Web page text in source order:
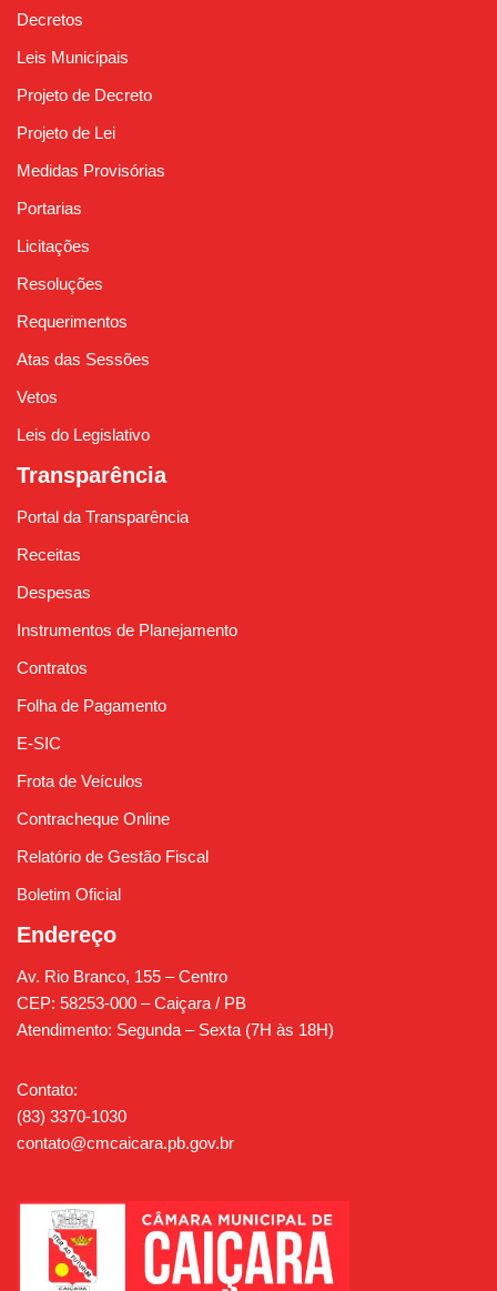
Decretos
Leis Municipais
Projeto de Decreto
Projeto de Lei
Medidas Provisórias
Portarias
Licitações
Resoluções
Requerimentos
Atas das Sessões
Vetos
Leis do Legislativo
Transparência
Portal da Transparência
Receitas
Despesas
Instrumentos de Planejamento
Contratos
Folha de Pagamento
E-SIC
Frota de Veículos
Contracheque Online
Relatório de Gestão Fiscal
Boletim Oficial
Endereço
Av. Rio Branco, 155 – Centro
CEP: 58253-000 – Caiçara / PB
Atendimento: Segunda – Sexta (7H às 18H)
Contato:
(83) 3370-1030
contato@cmcaicara.pb.gov.br